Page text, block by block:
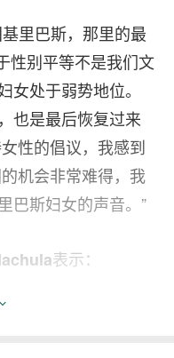
里巴斯，那里的最
性别平等不是我们文
女处于弱势地位。
也是最后恢复过来
性的倡议，我感到
机会非常难得，我
巴斯妇女的声音。”
表示：
维多利亚瀑布附近